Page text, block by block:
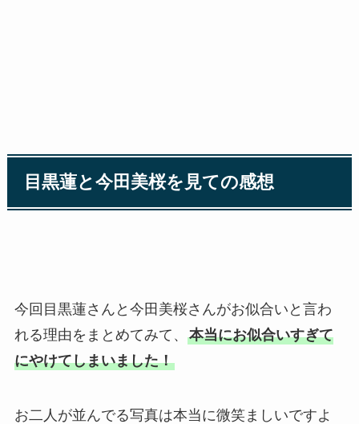
目黒蓮と今田美桜を見ての感想
今回目黒蓮さんと今田美桜さんがお似合いと言わ
れる理由をまとめてみて、 本当にお似合いすぎて
にやけてしまいました！
お二人が並んでる写真は本当に微笑ましいですよ